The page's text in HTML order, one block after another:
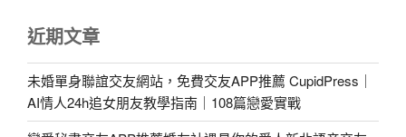
近期文章
未婚單身聯誼交友網站，免費交友APP推薦 CupidPress｜
AI情人24h追女朋友教學指南｜108篇戀愛實戰